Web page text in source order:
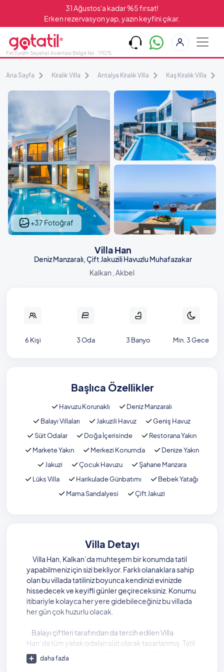
31 Ağustos'a kadar %5 fırsat!
Erken rezervasyon yap, yazın keyfini çıkar.
Fırıl Turizm Seyahat Acentası Belge No : 17075
Ana Sayfa Kiralık Villa Antalya Kiralık Villa Kaş Kiralık Villa
Villa Han
Deniz Manzaralı, Çift Jakuzili Havuzlu Muhafazakar
Kalkan , Akbel
+37 Fotoğraf
6 Kişi 3 Oda 3 Banyo Min. 3 Gece
Başlıca Özellikler
Havuzu Korunaklı
Deniz Manzaralı
Balayı Villaları
Jakuzili Havuz
Geniş Havuz
Süit Odalar
Doğa İçerisinde
Restorana Yakın
Markete Yakın
Merkezi Konumda
Denize Yakın
Jakuzi
Çocuk Havuzu
Şahane Manzara
Lüks Villa
Harikulade Günbatımı
Bebek Yatağı
Mama Sandalyesi
Çift Jakuzi
Villa Detayı
Villa Han, Kalkan’da muhteşem bir konumda tatil
yapabilmeniz için sizi bekliyor. Farklı olanaklara sahip
olan bu villada tatiliniz boyunca kendinizi evinizde
hissedecek ve keyifli günler geçireceksiniz. Konumu
itibariyle kolayca her yere gidebileceğiniz bu villada
her gün çok huzurlu olacak.
Balayı çiftleri tarafından da tercih edilen Villa
Han’da tüm yatak odaları süit olarak tasarlanmış. Tatil
boyunca en yüksek konforu sunan bu villa hem
kalabalık gruplar tarafından tercih ediliyor hem de
daha fazla